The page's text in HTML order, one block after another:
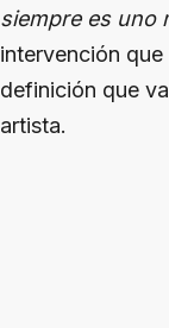
siempre es uno
intervención
definición que
artista.